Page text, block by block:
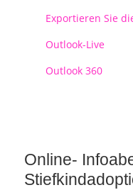
Exportieren Sie
Outlook-Live
Outlook 360
Online-